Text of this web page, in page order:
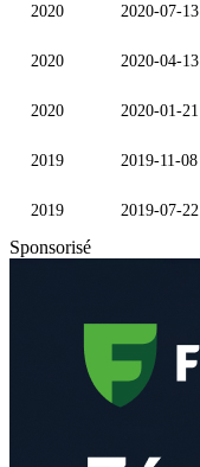
2020 2020-07-13
2020 2020-04-13
2020 2020-01-21
2019 2019-11-08
2019 2019-07-22
Sponsorisé